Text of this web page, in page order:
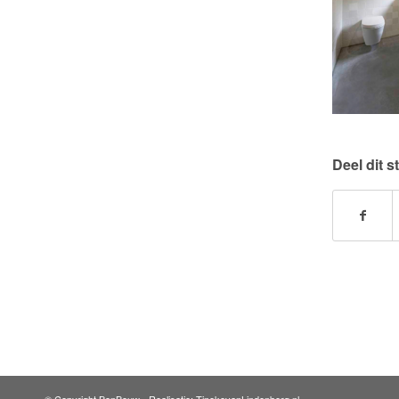
Deel dit